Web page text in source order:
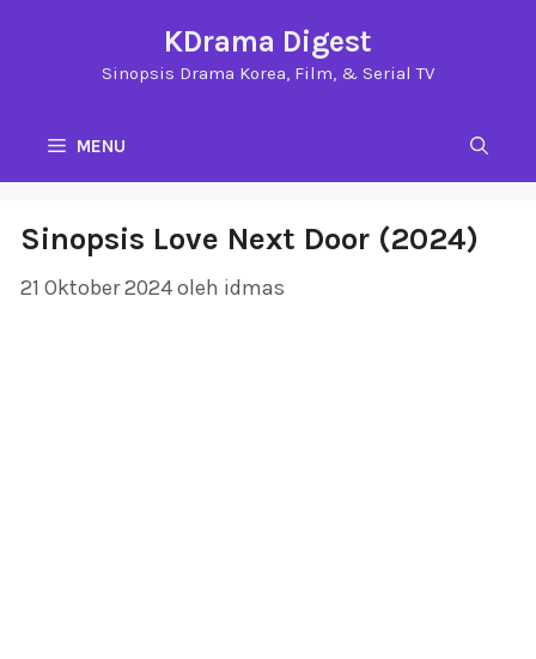
KDrama Digest
Sinopsis Drama Korea, Film, & Serial TV
MENU
Sinopsis Love Next Door (2024)
21 Oktober 2024oleh idmas